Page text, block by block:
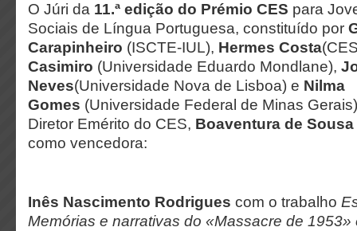
O Júri da 11.ª edição do Prémio CES para
Sociais de Língua Portuguesa, constituído por
Carapinheiro (ISCTE-IUL), Hermes Costa
Casimiro (Universidade Eduardo Mondlane),
Neves(Universidade Nova de Lisboa) e Nilma
Gomes (Universidade Federal de Minas
Diretor Emérito do CES, Boaventura de
como vencedora:
Inês Nascimento Rodrigues com o trabalho
Memórias e narrativas do «Massacre de 1953»